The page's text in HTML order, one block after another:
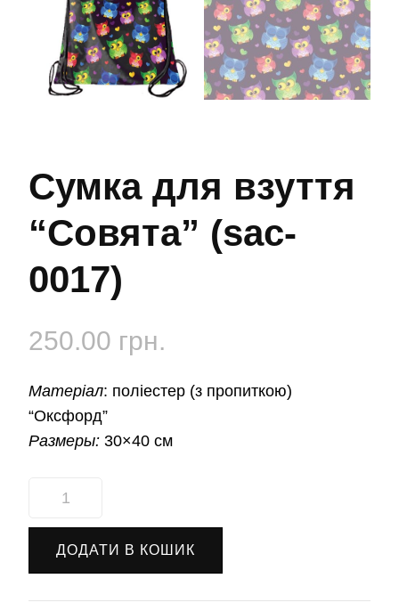
Сумка для взуття
“Совята” (sac-
0017)
250.00 грн.
Матеріал: поліестер (з пропиткою)
“Оксфорд”
Размеры: 30×40 см
Сумка
ДОДАТИ В КОШИК